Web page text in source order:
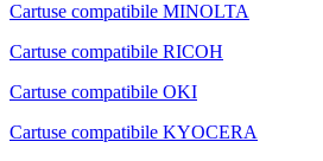
Cartuse compatibile MINOLTA
Cartuse compatibile RICOH
Cartuse compatibile OKI
Cartuse compatibile KYOCERA